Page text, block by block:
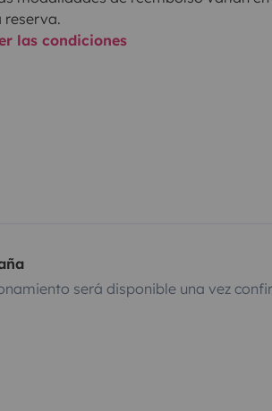
reserva.
las condiciones
será disponible una vez